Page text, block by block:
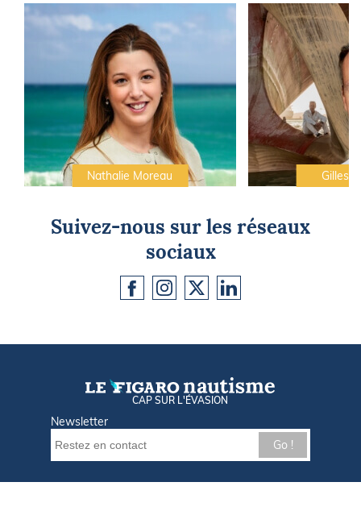
Nathalie Moreau Gilles
Suivez-nous sur les réseaux
sociaux
CAP SUR L'ÉVASION
Newsletter
Go !